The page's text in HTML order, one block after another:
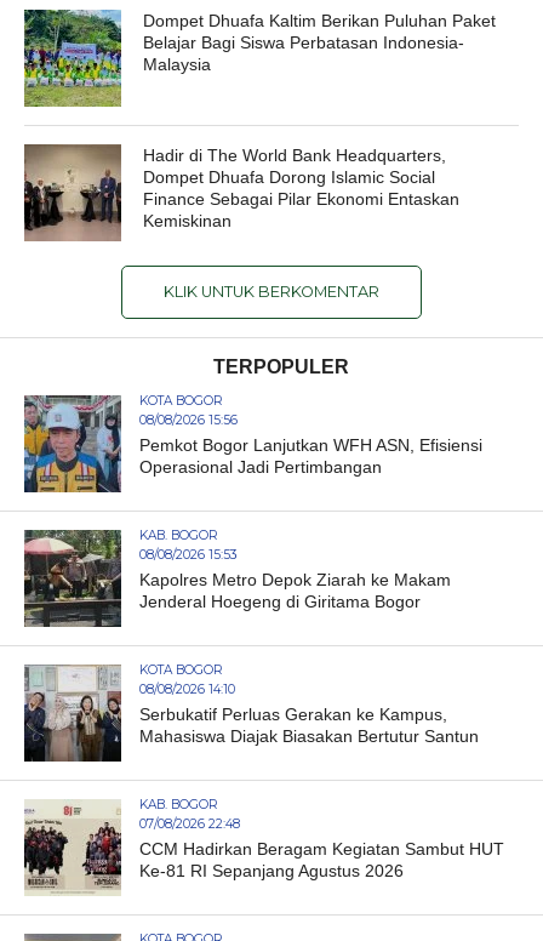
Dompet Dhuafa Kaltim Berikan Puluhan Paket
Belajar Bagi Siswa Perbatasan Indonesia-
Malaysia
Hadir di The World Bank Headquarters,
Dompet Dhuafa Dorong Islamic Social
Finance Sebagai Pilar Ekonomi Entaskan
Kemiskinan
KLIK UNTUK BERKOMENTAR
TERPOPULER
KOTA BOGOR
08/08/2026 15:56
Pemkot Bogor Lanjutkan WFH ASN, Efisiensi
Operasional Jadi Pertimbangan
KAB. BOGOR
08/08/2026 15:53
Kapolres Metro Depok Ziarah ke Makam
Jenderal Hoegeng di Giritama Bogor
KOTA BOGOR
08/08/2026 14:10
Serbukatif Perluas Gerakan ke Kampus,
Mahasiswa Diajak Biasakan Bertutur Santun
KAB. BOGOR
07/08/2026 22:48
CCM Hadirkan Beragam Kegiatan Sambut HUT
Ke-81 RI Sepanjang Agustus 2026